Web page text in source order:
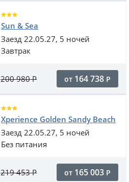
Sun & Sea
Заезд 22.05.27, 5 ночей
Завтрак
200 980Р от 164 738 Р
Xperience Golden Sandy Beach
Заезд 22.05.27, 5 ночей
Без питания
219 453Р от 165 003 Р